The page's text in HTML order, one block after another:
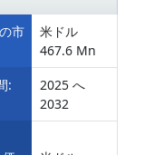
市
米ドル
467.6 Mn
:
2025 へ
2032